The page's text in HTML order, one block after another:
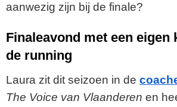
aanwezig zijn bij de finale?
Finaleavond met een eigen
de running
Laura zit dit seizoen in de
The Voice van Vlaanderen en